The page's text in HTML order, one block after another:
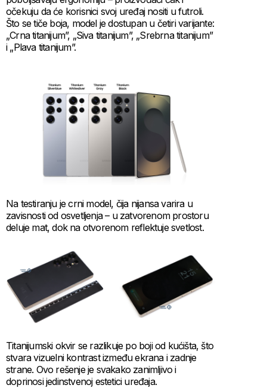
očekuju da će korisnici svoj uređaj nositi u futroli.
Što se tiče boja, model je dostupan u četiri varijante:
„Crna titanijum”, „Siva titanijum”, „Srebrna titanijum”
i „Plava titanijum”.
Na testiranju je crni model, čija nijansa varira u
zavisnosti od osvetljenja – u zatvorenom prostoru
deluje mat, dok na otvorenom reflektuje svetlost.
Titanijumski okvir se razlikuje po boji od kućišta, što
stvara vizuelni kontrast između ekrana i zadnje
strane. Ovo rešenje je svakako zanimljivo i
doprinosi jedinstvenoj estetici uređaja.